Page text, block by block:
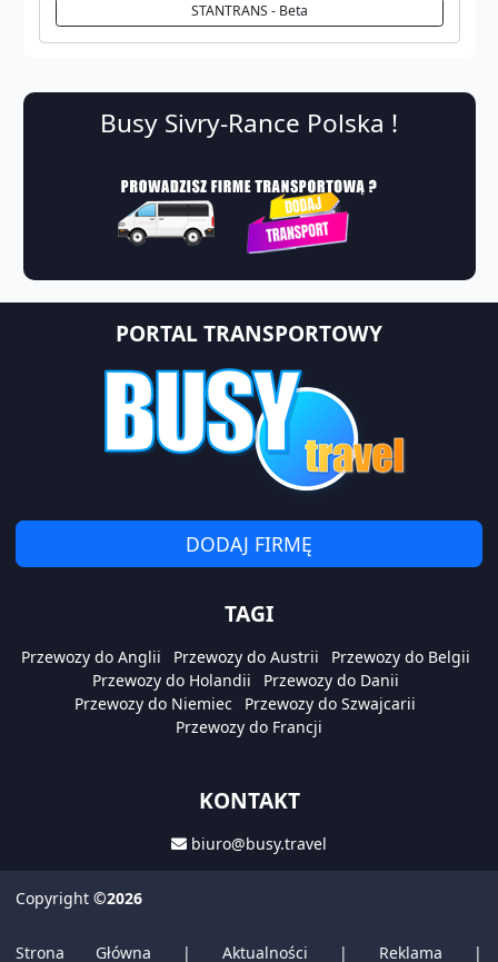
STANTRANS - Beta
Busy Sivry-Rance Polska !
PORTAL TRANSPORTOWY
DODAJ FIRMĘ
TAGI
Przewozy do Anglii Przewozy do Austrii
Przewozy do Belgii
Przewozy do Holandii
Przewozy do Danii
Przewozy do Niemiec
Przewozy do Szwajcarii
Przewozy do Francji
KONTAKT
biuro@busy.travel
Copyright ©2026
Strona Główna | Aktualności | Reklama |